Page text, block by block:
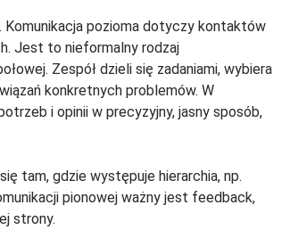
Komunikacja pozioma dotyczy kontaktów
Jest to nieformalny rodzaj
Zespół dzieli się zadaniami, wybiera
konkretnych problemów. W
i opinii w precyzyjny, jasny sposób,
tam, gdzie występuje hierarchia, np.
pionowej ważny jest feedback,
strony.